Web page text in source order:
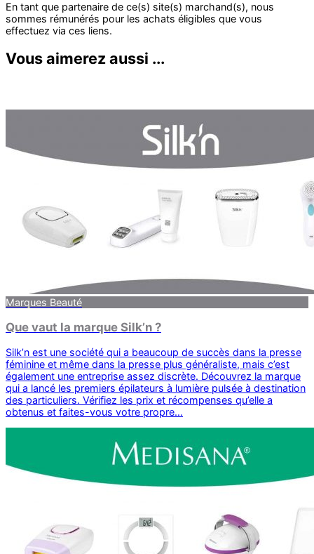
Vous aimerez aussi ...
Marques Beauté
Que vaut la marque Silk’n ?
Silk’n est une société qui a beaucoup de succès dans la presse
féminine et même dans la presse plus généraliste, mais c’est
également une entreprise assez discrète. Découvrez la marque
qui a lancé les premiers épilateurs à lumière pulsée à destination
des particuliers. Vérifiez les prix et récompenses qu’elle a
obtenus et faites-vous votre propre…